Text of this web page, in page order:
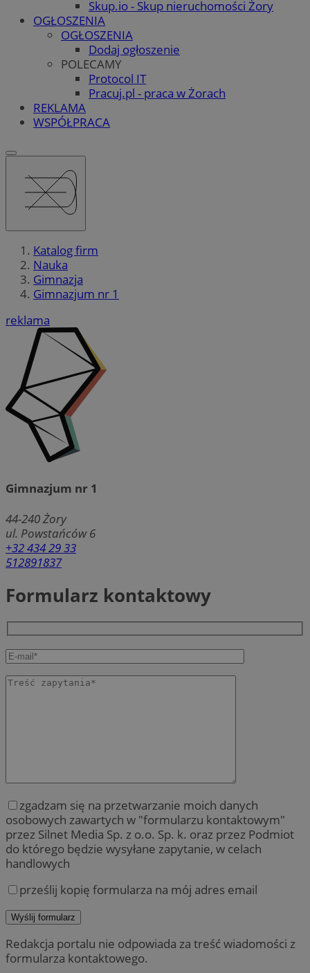
Skup.io - Skup nieruchomości Żory
OGŁOSZENIA
OGŁOSZENIA
Dodaj ogłoszenie
POLECAMY
Protocol IT
Pracuj.pl - praca w Żorach
REKLAMA
WSPÓŁPRACA
Katalog firm
Nauka
Gimnazja
Gimnazjum nr 1
reklama
Gimnazjum nr 1
44-240Żory
ul. Powstańców 6
+32 434 29 33
512891837
Formularz kontaktowy
zgadzam się na przetwarzanie moich danych
osobowych zawartych w "formularzu kontaktowym"
przez Silnet Media Sp. z o.o. Sp. k. oraz przez Podmiot
do którego będzie wysyłane zapytanie, w celach
handlowych
prześlij kopię formularza na mój adres email
Redakcja portalu nie odpowiada za treść wiadomości z
formularza kontaktowego.